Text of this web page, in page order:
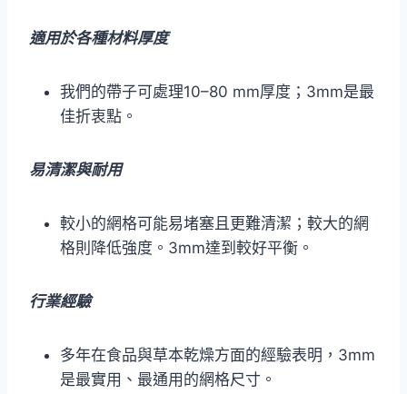
適用於各種材料厚度
我們的帶子可處理10–80 mm厚度；3mm是最
佳折衷點。
易清潔與耐用
較小的網格可能易堵塞且更難清潔；較大的網
格則降低強度。3mm達到較好平衡。
行業經驗
多年在食品與草本乾燥方面的經驗表明，3mm
是最實用、最通用的網格尺寸。